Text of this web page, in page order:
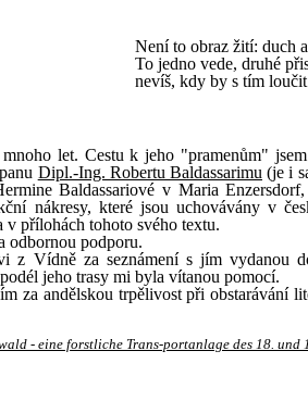
Není to obraz žití: duch
To jedno vede, druhé
nevíš, kdy by s tím
let. Cestu k jeho "pramenům"
Dipl.-Ing. Robertu Baldassarimu (je i
Baldassariové v Maria
nákresy, které jsou uchovávány v
přílohách tohoto svého textu.
odbornou podporu.
Vídně za seznámení s jím vydanou
jeho trasy mi byla vítanou pomocí.
za andělskou trpělivost při obstarávání
- eine forstliche Trans-portanlage des 18. und